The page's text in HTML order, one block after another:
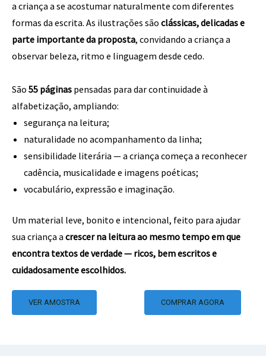
a criança a se acostumar naturalmente com diferentes
formas da escrita. As ilustrações são clássicas, delicadas e
parte importante da proposta, convidando a criança a
observar beleza, ritmo e linguagem desde cedo.
São 55 páginas pensadas para dar continuidade à
alfabetização, ampliando:
segurança na leitura;
naturalidade no acompanhamento da linha;
sensibilidade literária — a criança começa a reconhecer
cadência, musicalidade e imagens poéticas;
vocabulário, expressão e imaginação.
Um material leve, bonito e intencional, feito para ajudar
sua criança a crescer na leitura ao mesmo tempo em que
encontra textos de verdade — ricos, bem escritos e
cuidadosamente escolhidos.
VER AMOSTRA COMPRAR AGORA